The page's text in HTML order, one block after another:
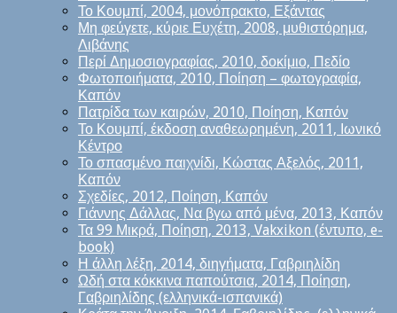
Το Κουμπί, 2004, μονόπρακτο, Εξάντας
Μη φεύγετε, κύριε Ευχέτη, 2008, μυθιστόρημα,
Λιβάνης
Περί Δημοσιογραφίας, 2010, δοκίμιο, Πεδίο
Φωτοποιήματα, 2010, Ποίηση – φωτογραφία,
Καπόν
Πατρίδα των καιρών, 2010, Ποίηση, Καπόν
Το Κουμπί, έκδοση αναθεωρημένη, 2011, Ιωνικό
Κέντρο
Το σπασμένο παιχνίδι, Κώστας Αξελός, 2011,
Καπόν
Σχεδίες, 2012, Ποίηση, Καπόν
Γιάννης Δάλλας, Να βγω από μένα, 2013, Καπόν
Τα 99 Μικρά, Ποίηση, 2013, Vakxikon (έντυπο, e-
book)
Η άλλη λέξη, 2014, διηγήματα, Γαβριηλίδη
Ωδή στα κόκκινα παπούτσια, 2014, Ποίηση,
Γαβριηλίδης (ελληνικά-ισπανικά)